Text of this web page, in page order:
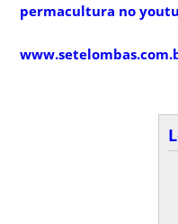
permacultura no